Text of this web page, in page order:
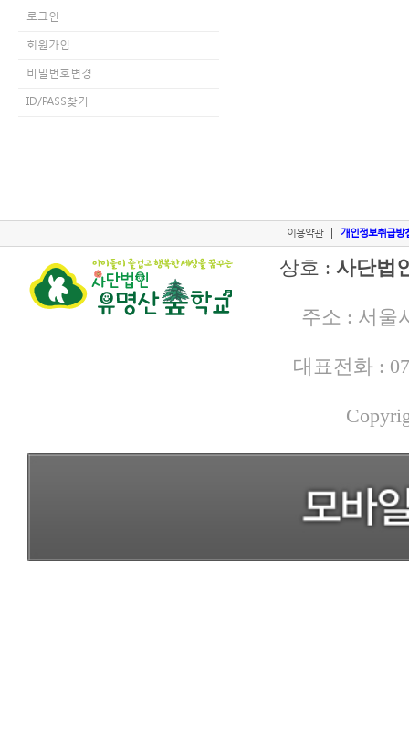
로그인
회원가입
비밀번호변경
ID/PASS찾기
이용약관| 개인정보취급방
상호 : 사단법
주소 : 서울
대표전화 :